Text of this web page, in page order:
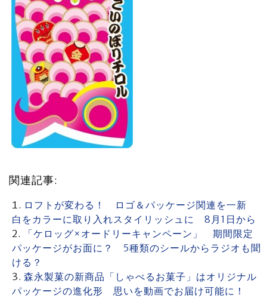
関連記事:
ロフトが変わる！ ロゴ＆パッケージ関連を一新
白をカラーに取り入れスタイリッシュに 8月1日から
「ケロッグ×オードリーキャンペーン」 期間限定
パッケージがお面に？ 5種類のシールからラジオも聞
ける？
森永製菓の新商品「しゃべるお菓子」はオリジナル
パッケージの進化形 思いを動画でお届け可能に！